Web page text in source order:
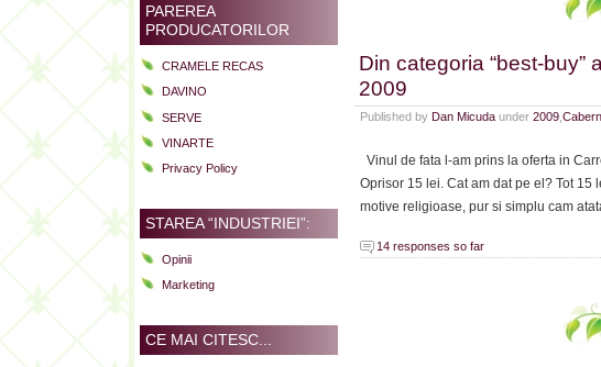
PAREREA
PRODUCATORILOR
CRAMELE RECAS
DAVINO
SERVE
VINARTE
Privacy Policy
STAREA “INDUSTRIEI”:
Opinii
Marketing
CE MAI CITESC...
Din categoria “best-
2009
Published by Dan Micuda under 2009
Vinul de fata l-am prins la oferta in
Oprisor 15 lei. Cat am dat pe el? Tot 15
motive religioase, pur si simplu cam
14 responses so far